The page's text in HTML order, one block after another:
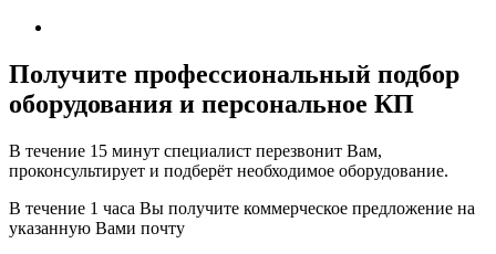
Получите профессиональный подбор
оборудования и персональное КП
В течение 15 минут специалист перезвонит Вам,
проконсультирует и подберёт необходимое оборудование.
В течение 1 часа Вы получите коммерческое предложение на
указанную Вами почту